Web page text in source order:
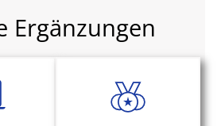
Ergänzungen